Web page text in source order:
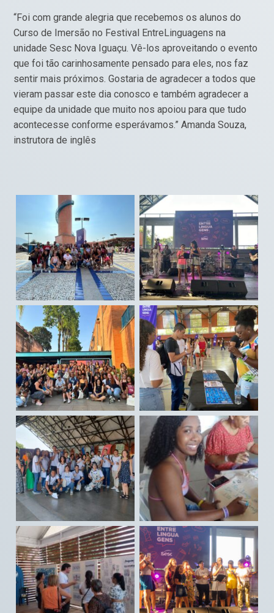
“Foi com grande alegria que recebemos os alunos do
Curso de Imersão no Festival EntreLinguagens na
unidade Sesc Nova Iguaçu. Vê-los aproveitando o evento
que foi tão carinhosamente pensado para eles, nos faz
sentir mais próximos. Gostaria de agradecer a todos que
vieram passar este dia conosco e também agradecer a
equipe da unidade que muito nos apoiou para que tudo
acontecesse conforme esperávamos.” Amanda Souza,
instrutora de inglês